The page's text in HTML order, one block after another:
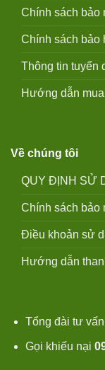
Chính sách bảo
Chính sách bảo
Thông tin tuyển
Hướng dẫn
Về chúng tôi
QUY ĐỊNH SỬ
Chính sách bảo
Điều khoản sử
Hướng dẫn
Tổng đài tư vấn
Gọi khiếu nại